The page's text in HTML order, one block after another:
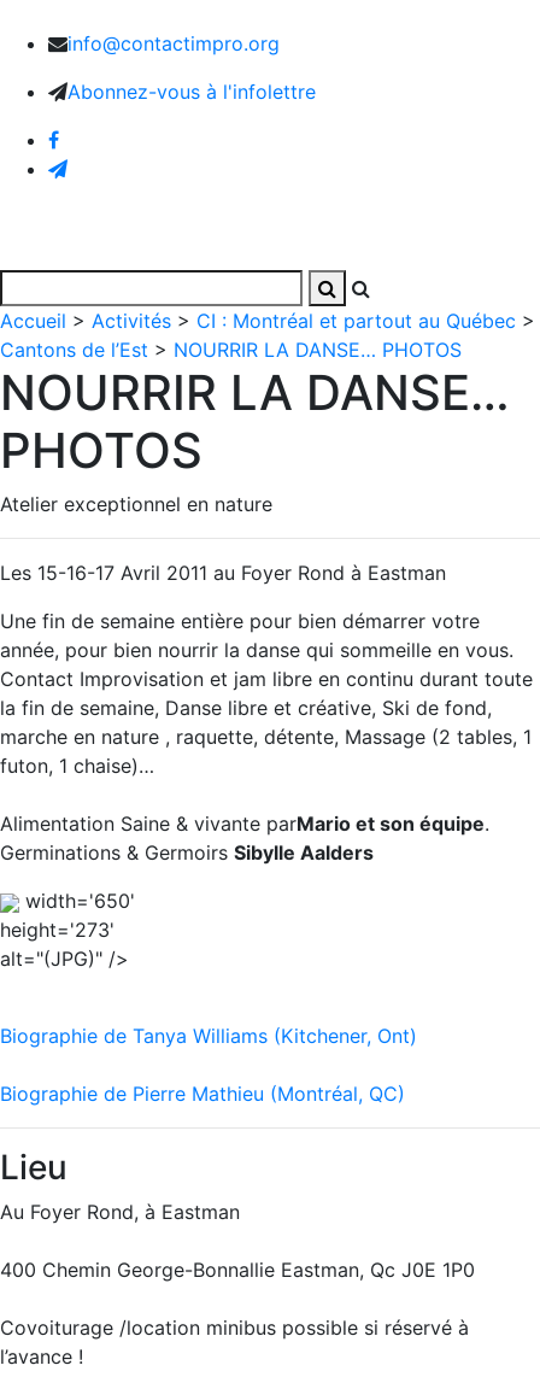
info@contactimpro.org
Abonnez-vous à l'infolettre
Accueil > Activités > CI : Montréal et partout au Québec >
Cantons de l’Est > NOURRIR LA DANSE… PHOTOS
NOURRIR LA DANSE…
PHOTOS
Atelier exceptionnel en nature
Les 15-16-17 Avril 2011 au Foyer Rond à Eastman
Une fin de semaine entière pour bien démarrer votre
année, pour bien nourrir la danse qui sommeille en vous.
Contact Improvisation et jam libre en continu durant toute
la fin de semaine, Danse libre et créative, Ski de fond,
marche en nature , raquette, détente, Massage (2 tables, 1
futon, 1 chaise)…
Alimentation Saine & vivante parMario et son équipe.
Germinations & Germoirs Sibylle Aalders
width='650'
height='273'
alt="(JPG)" />
Biographie de Tanya Williams (Kitchener, Ont)
Biographie de Pierre Mathieu (Montréal, QC)
Lieu
Au Foyer Rond, à Eastman
400 Chemin George-Bonnallie Eastman, Qc J0E 1P0
Covoiturage /location minibus possible si réservé à
l’avance !